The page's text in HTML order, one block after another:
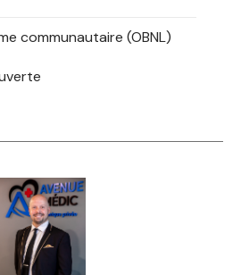
communautaire (OBNL)